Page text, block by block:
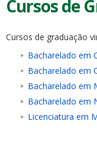
Cursos de
Cursos de graduação
Bacharelado em
Bacharelado em
Bacharelado em
Bacharelado em
Licenciatura em